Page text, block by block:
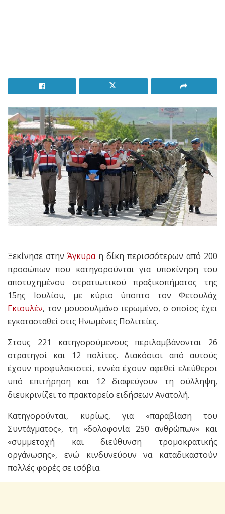
Ξεκίνησε στην Άγκυραη δίκη περισσότερων από 200
προσώπων που κατηγορούνται για υποκίνηση του
αποτυχημένου στρατιωτικού πραξικοπήματος της
15ης Ιουλίου, με κύριο ύποπτο τον Φετουλάχ
Γκιουλέν, τον μουσουλμάνο ιερωμένο, ο οποίος έχει
εγκατασταθεί στις Ηνωμένες Πολιτείες.
Στους 221 κατηγορούμενους περιλαμβάνονται 26
στρατηγοί και 12 πολίτες. Διακόσιοι από αυτούς
έχουν προφυλακιστεί, εννέα έχουν αφεθεί ελεύθεροι
υπό επιτήρηση και 12 διαφεύγουν τη σύλληψη,
διευκρινίζει το πρακτορείο ειδήσεων Ανατολή.
Κατηγορούνται, κυρίως, για «παραβίαση του
Συντάγματος», τη «δολοφονία 250 ανθρώπων» και
«συμμετοχή και διεύθυνση τρομοκρατικής
οργάνωσης», ενώ κινδυνεύουν να καταδικαστούν
πολλές φορές σε ισόβια.